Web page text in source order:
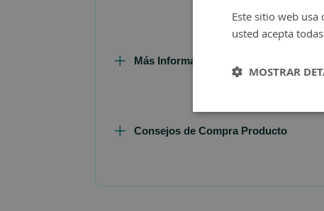
Más Información
Consejos de Compra Producto
Este sitio web
usted acepta
MOSTRAR